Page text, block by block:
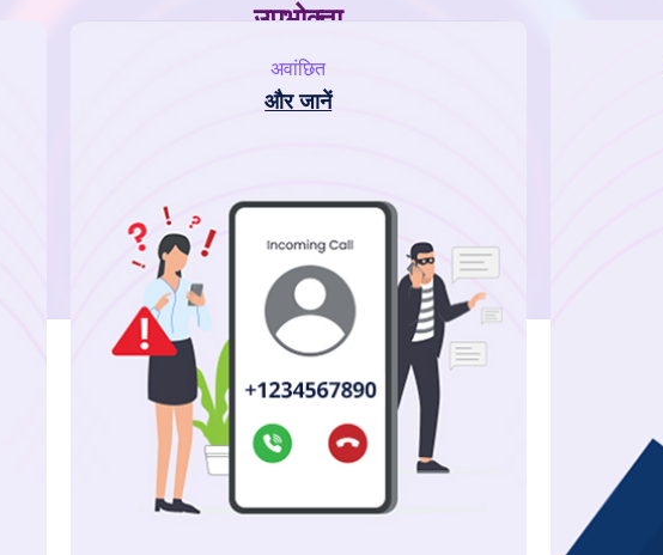
भादूविप्रा ने वैस्ट बंगाल एसएसए के तहत गंगा नदी
के किनारे कोलकाता से कचूबरिया-गंगासागर तक
मोबाइल नेटवर्क की गुणवत्ता का आकलन किया
23rd जुलाई 2026
भादूविप्रा ने वैस्ट बंगाल एसएसए के तहत पश्चिम
बंगाल राज्य के अलीपुरद्वार और कूचबिहार जिलों
के आस-पास मोबाइल नेटवर्क की गुणवत्ता का
आकलन किया
अन्वेषण करना
उपभोक्ता
अवांछित
और जानें